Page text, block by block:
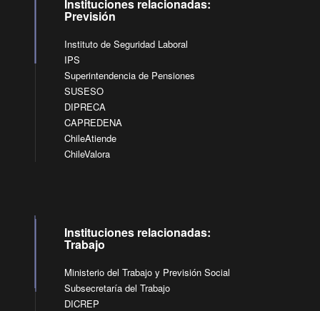
Instituciones relacionadas:
Previsión
Instituto de Seguridad Laboral
IPS
Superintendencia de Pensiones
SUSESO
DIPRECA
CAPREDENA
ChileAtiende
ChileValora
Instituciones relacionadas:
Trabajo
Ministerio del Trabajo y Previsión Social
Subsecretaría del Trabajo
DICREP